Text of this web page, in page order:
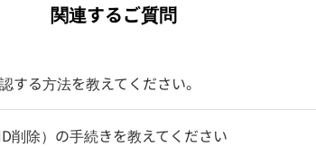
関連するご質問
する方法を教えてください。
削除）の手続きを教えてください